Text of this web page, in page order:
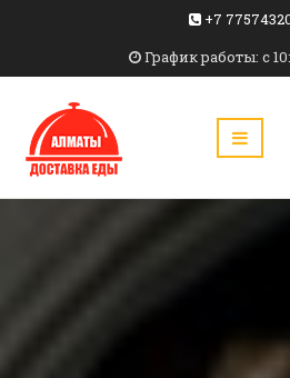
+7
График работы: c